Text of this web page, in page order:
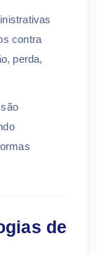
contra
perda,
de